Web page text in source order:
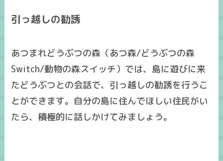
引っ越しの勧誘
あつまれどうぶつの森（あつ森/どうぶつの森
Switch/動物の森スイッチ）では、島に遊びに来
たどうぶつとの会話で、引っ越しの勧誘を行うこ
とができます。自分の島に住んでほしい住民がい
たら、積極的に話しかけてみましょう。